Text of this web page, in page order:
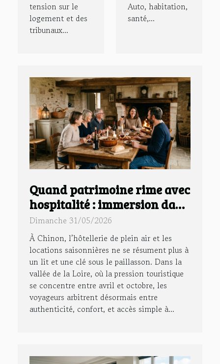
tension sur le
logement et des
tribunaux...
Auto, habitation,
santé,...
Quand patrimoine rime avec
hospitalité : immersion dans
un gîte à chinon
Dimanche 31/05/2026
À Chinon, l’hôtellerie de plein air et les
locations saisonnières ne se résument plus à
un lit et une clé sous le paillasson. Dans la
vallée de la Loire, où la pression touristique
se concentre entre avril et octobre, les
voyageurs arbitrent désormais entre
authenticité, confort, et accès simple à...